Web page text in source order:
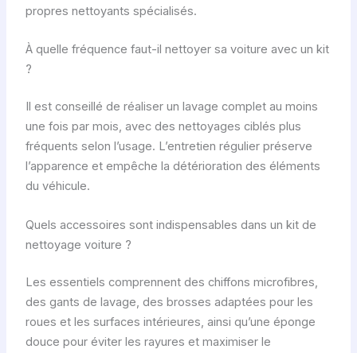
propres nettoyants spécialisés.
À quelle fréquence faut-il nettoyer sa voiture avec un kit
?
Il est conseillé de réaliser un lavage complet au moins
une fois par mois, avec des nettoyages ciblés plus
fréquents selon l’usage. L’entretien régulier préserve
l’apparence et empêche la détérioration des éléments
du véhicule.
Quels accessoires sont indispensables dans un kit de
nettoyage voiture ?
Les essentiels comprennent des chiffons microfibres,
des gants de lavage, des brosses adaptées pour les
roues et les surfaces intérieures, ainsi qu’une éponge
douce pour éviter les rayures et maximiser le